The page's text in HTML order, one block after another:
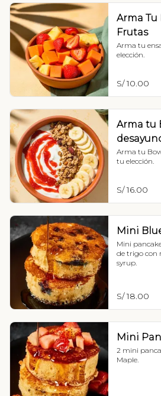
Arma Tu
Frutas
Arma tu
elección.
S/ 10.00
Arma tu
Arma tu
tu elección.
S/ 16.00
Mini
Mini
de trigo con
syrup.
S/ 18.00
Mini
2 mini
Maple.